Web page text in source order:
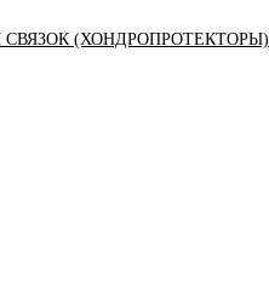
СВЯЗОК (ХОНДРОПРОТЕКТОРЫ)